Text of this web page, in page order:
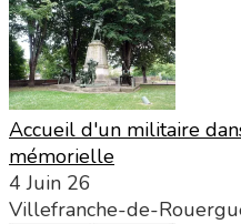
Accueil d'un militaire
mémorielle
4 Juin 26
Villefranche-de-